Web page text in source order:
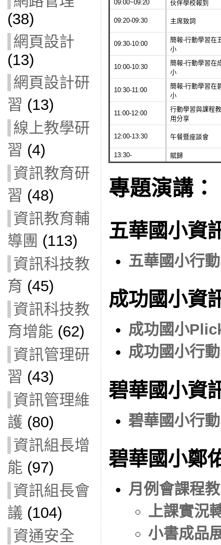
(38)
網頁設計
(13)
網頁設計研
習 (13)
線上教學研
習 (4)
資訊教育研
習 (48)
資訊教育輔
導團 (113)
資訊科技教
育 (45)
資訊科技教
育增能 (62)
資訊管理研
習 (43)
資訊管理維
護 (80)
資訊組長增
能 (97)
資訊組長會
議 (104)
資通安全
09:00~09:20 伙伴學校報到
09:20-09:30 主席致詞
09:30-10:00
簡報-行動學習在
小
10:00-10:30
簡報-行動學習在
小
10:30-11:00
簡報-行動學習在
小
11:00-12:00
行動學習與課程
用分享
12:00-13:30 午餐暨座談會
13:30- 賦歸
專題演講：
五華國小資
五華國小行
成功國小資
成功國小
成功國小行
碧華國小資
碧華國小行
碧華國小鄭
月例會課程
上課實況
小書成品